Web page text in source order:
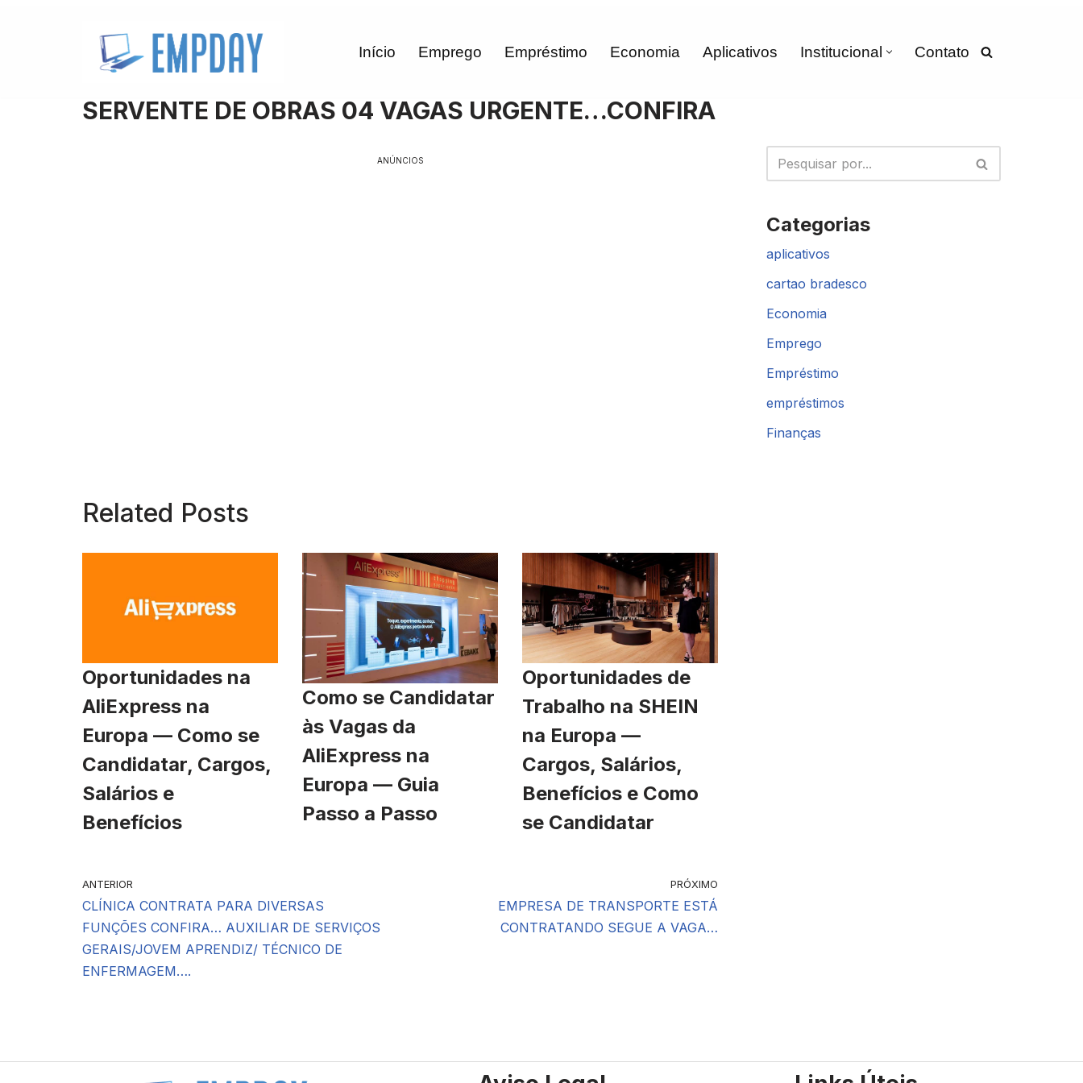
Início Emprego Empréstimo Economia Aplicativos Institucional Contato
SERVENTE DE OBRAS 04 VAGAS URGENTE…CONFIRA
ANÚNCIOS
Related Posts
Oportunidades na
AliExpress na
Europa — Como se
Candidatar, Cargos,
Salários e
Benefícios
Como se Candidatar
às Vagas da
AliExpress na
Europa — Guia
Passo a Passo
Oportunidades de
Trabalho na SHEIN
na Europa —
Cargos, Salários,
Benefícios e Como
se Candidatar
ANTERIOR
CLÍNICA CONTRATA PARA DIVERSAS
FUNÇÕES CONFIRA… AUXILIAR DE SERVIÇOS
GERAIS/JOVEM APRENDIZ/ TÉCNICO DE
ENFERMAGEM….
PRÓXIMO
EMPRESA DE TRANSPORTE ESTÁ
CONTRATANDO SEGUE A VAGA…
Categorias
aplicativos
cartao bradesco
Economia
Emprego
Empréstimo
empréstimos
Finanças